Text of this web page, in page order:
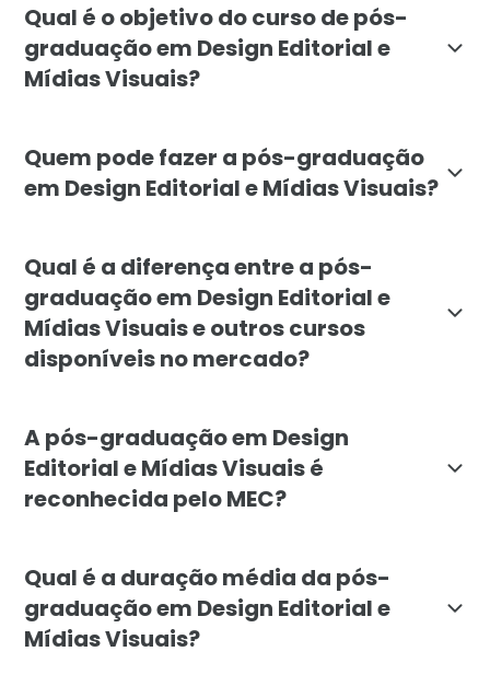
Qual é o objetivo do curso de pós-
graduação em Design Editorial e
Mídias Visuais?
Quem pode fazer a pós-graduação
em Design Editorial e Mídias Visuais?
Qual é a diferença entre a pós-
graduação em Design Editorial e
Mídias Visuais e outros cursos
disponíveis no mercado?
A pós-graduação em Design
Editorial e Mídias Visuais é
reconhecida pelo MEC?
Qual é a duração média da pós-
graduação em Design Editorial e
Mídias Visuais?